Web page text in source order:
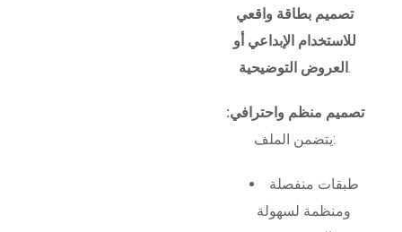
تصميم بطاقة واقعي
للاستخدام الإبداعي أو
العروض التوضيحية .
تصميم منظم واحترافي:
يتضمن الملف:
طبقات منفصلة
ومنظمة لسهولة